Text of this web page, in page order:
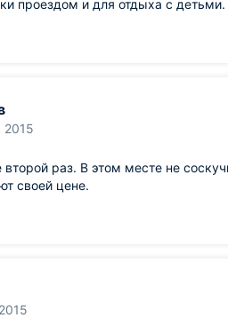
проездом и для отдыха с детьми.
2015
раз. В этом месте не
своей цене.